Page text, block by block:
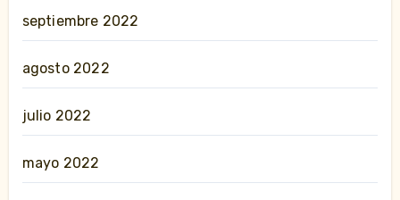
septiembre 2022
agosto 2022
julio 2022
mayo 2022